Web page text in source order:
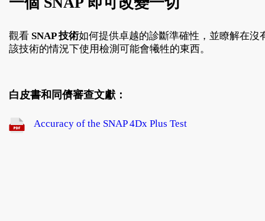
觀看 SNAP 技術如何提供卓越的診斷準確性，並瞭解在沒
該技術的情況下使用檢測可能會犧牲的東西。
白皮書和同儕審查文獻：
​ Accuracy of the SNAP 4Dx Plus Test ​